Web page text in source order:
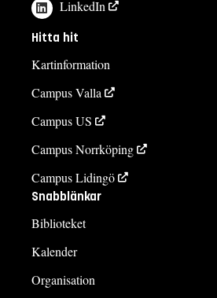
LinkedIn
Hitta hit
Kartinformation
Campus Valla
Campus US
Campus Norrköping
Campus Lidingö
Snabblänkar
Biblioteket
Kalender
Organisation